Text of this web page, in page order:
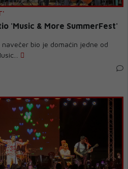
'Music & More SummerFest'
bio je domaćin jedne od